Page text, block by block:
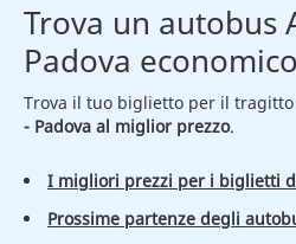
Trova un autobus
Padova economico
Trova il tuo biglietto per il
- Padova al miglior prezzo.
I migliori prezzi per i biglietti
Prossime partenze degli